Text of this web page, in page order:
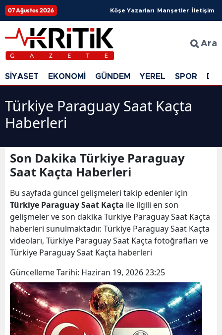
07 Ağustos 2026 Köşe Yazarları Manşetler İletişim
Ara
SİYASET EKONOMİ GÜNDEM YEREL SPOR
Türkiye Paraguay Saat Kaçta
Haberleri
Son Dakika Türkiye Paraguay
Saat Kaçta Haberleri
Bu sayfada güncel gelişmeleri takip edenler için
Türkiye Paraguay Saat Kaçta ile ilgili en son
gelişmeler ve son dakika Türkiye Paraguay Saat Kaçta
haberleri sunulmaktadır. Türkiye Paraguay Saat Kaçta
videoları, Türkiye Paraguay Saat Kaçta fotoğrafları ve
Türkiye Paraguay Saat Kaçta haberleri
Güncelleme Tarihi: Haziran 19, 2026 23:25